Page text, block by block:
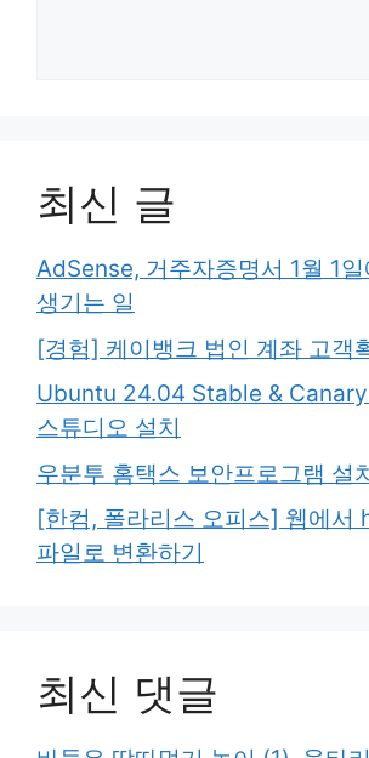
최신 글
AdSense, 거주자증명서 1월 1
생기는 일
[경험] 케이뱅크 법인 계좌 고객
Ubuntu 24.04 Stable &
스튜디오 설치
우분투 홈택스 보안프로그램 설
[한컴, 폴라리스 오피스] 웹에서
파일로 변환하기
최신 댓글